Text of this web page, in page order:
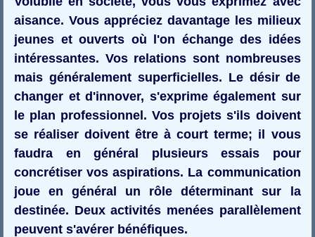
aisance. Vous appréciez davantage les milieux
jeunes et ouverts où l'on échange des idées
intéressantes. Vos relations sont nombreuses
mais généralement superficielles. Le désir de
changer et d'innover, s'exprime également sur
le plan professionnel. Vos projets s'ils doivent
se réaliser doivent être à court terme; il vous
faudra en général plusieurs essais pour
concrétiser vos aspirations. La communication
joue en général un rôle déterminant sur la
destinée. Deux activités menées parallèlement
peuvent s'avérer bénéfiques.